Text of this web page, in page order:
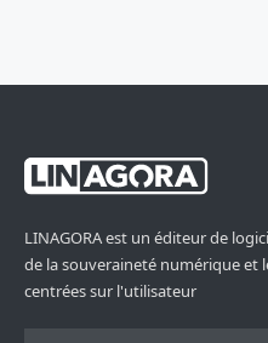
LINAGORA est un éditeur de
de la souveraineté numérique et
centrées sur l'utilisateur